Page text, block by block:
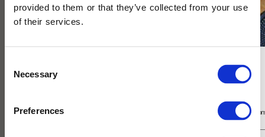
provided to them or that they’ve collected from your use
of their services.
Selection
Necessary
PreferencesFå 10% rabatt på ditt första köp på nätet och ta del av erbjudanden året